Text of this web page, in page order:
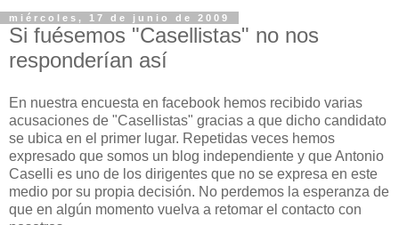
miércoles, 17 de junio de 2009
Si fuésemos "Casellistas" no nos
responderían así
En nuestra encuesta en facebook hemos recibido varias
acusaciones de "Casellistas" gracias a que dicho candidato
se ubica en el primer lugar. Repetidas veces hemos
expresado que somos un blog independiente y que Antonio
Caselli es uno de los dirigentes que no se expresa en este
medio por su propia decisión. No perdemos la esperanza de
que en algún momento vuelva a retomar el contacto con